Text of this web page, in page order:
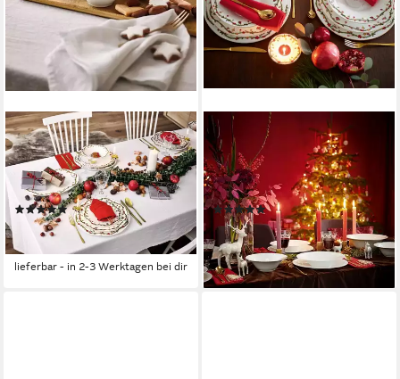
HUTSCHENREUTHER
Geschirr-Set Nora Christmas
Gedeck 3tlg. im GK, Bone
China, Sets
(2)
ab 41,95 € UVP52,80 €
-21%
lieferbar - in 2-3 Werktagen bei dir
HUTSCHENREUTHER
Frühstücks-Set Nora
Christmas Frühstücksset 18-
tlg.
(3)
199,95 €
lieferbar - in 2-3 Werktagen bei dir